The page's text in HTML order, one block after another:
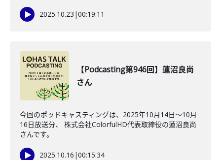
2025.10.23 |00:19:11
【Podcasting第946回】蓮沼良尚
さん
今回のポッドキャスティングは、2025年10月14日〜10月
16日放送分、 株式会社ColorfulHD代表取締役の蓮沼良尚
さんです。
2025.10.16 |00:15:34